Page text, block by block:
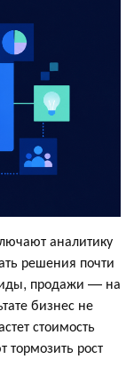
аналитику
решения почти
продажи — на
бизнес не
стоимость
тормозить рост